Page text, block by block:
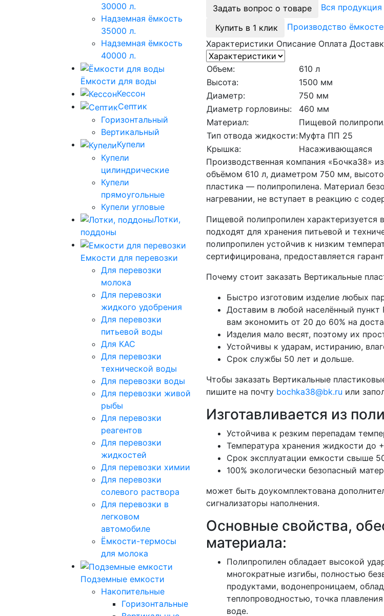
30000 л.
Надземная ёмкость
35000 л.
Надземная ёмкость
40000 л.
Ёмкости для воды
Кессон
Септик
Горизонтальный
Вертикальный
Купели
Купели
цилиндрические
Купели
прямоугольные
Купели угловые
Лотки,
поддоны
Емкости для перевозки
Для перевозки
молока
Для перевозки
жидкого удобрения
Для перевозки
питьевой воды
Для КАС
Для перевозки
технической воды
Для перевозки воды
Для перевозки живой
рыбы
Для перевозки
реагентов
Для перевозки
жидкостей
Для перевозки химии
Для перевозки
солевого раствора
Для перевозки в
легковом
автомобиле
Ёмкости-термосы
для молока
Подземные емкости
Накопительные
Горизонтальные
Задать вопрос о товаре
Вся
Купить в 1 клик
Производство
Характеристики Описание Оплата
Объем:
610 л
Высота:
1500 мм
Диаметр:
750 мм
Диаметр горловины:
460 мм
Материал:
Пищевой
Тип отвода жидкости:Муфта ПП 25
Крышка:
Насаживающаяся
Производственная компания «Бочка38»
объёмом 610 л, диаметром 750 мм,
пластика — полипропилена. Материал
нагревании, не вступает в реакцию с
Пищевой полипропилен характеризуется
подходят для хранения питьевой и
полипропилен устойчив к низким
сертифицирована, предоставляется
Почему стоит заказать Вертикальные
Быстро изготовим изделие любых
Доставим в любой населённый
вам экономить от 20 до 60% на
Изделия мало весят, поэтому их
Устойчивы к ударам, истиранию,
Срок службы 50 лет и дольше.
Чтобы заказать Вертикальные
пишите на почту bochka38@bk.ru или
Изготавливается из
Устойчива к резким перепадам
Температура хранения жидкости до
Срок эксплуатации емкости свыше
100% экологически безопасный
может быть доукомплектована
сигнализаторы наполнения.
Основные свойства,
материала:
Полипропилен обладает высокой
многократные изгибы, полностью
продуктами, водонепроницаем,
теплопроводностью, точка
воде.